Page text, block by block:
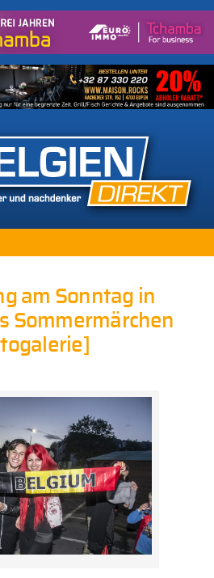
am Sonntag in
Sommermärchen